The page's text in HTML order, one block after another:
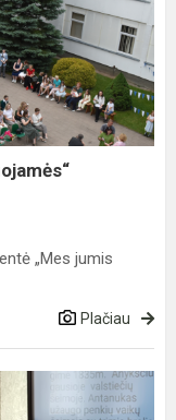
„Mes jumis
Plačiau